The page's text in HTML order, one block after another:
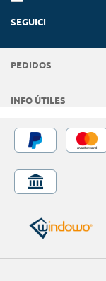
SEGUICI
PEDIDOS
INFO ÚTILES